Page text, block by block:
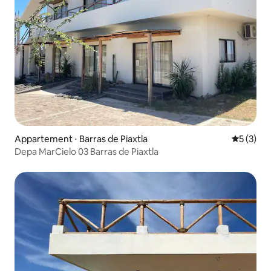
Appartement ⋅ Barras de Piaxtla
5 (3)
Depa MarCielo 03 Barras de Piaxtla